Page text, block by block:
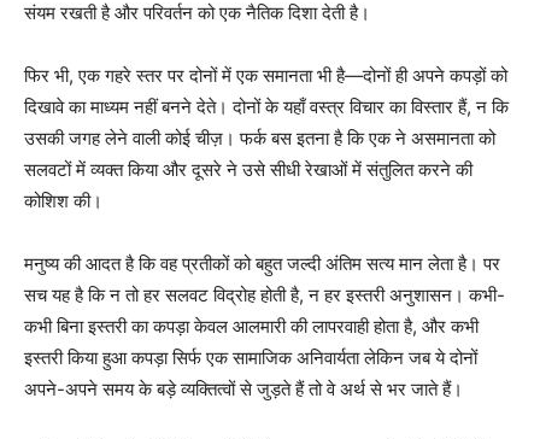
संयम रखती है और परिवर्तन को एक नैतिक दिशा देती है।
फिर भी, एक गहरे स्तर पर दोनों में एक समानता भी है—दोनों ही अपने कपड़ों को
दिखावे का माध्यम नहीं बनने देते। दोनों के यहाँ वस्त्र विचार का विस्तार हैं, न कि
उसकी जगह लेने वाली कोई चीज़। फर्क बस इतना है कि एक ने असमानता को
सलवटों में व्यक्त किया और दूसरे ने उसे सीधी रेखाओं में संतुलित करने की
कोशिश की।
मनुष्य की आदत है कि वह प्रतीकों को बहुत जल्दी अंतिम सत्य मान लेता है। पर
सच यह है कि न तो हर सलवट विद्रोह होती है, न हर इस्तरी अनुशासन। कभी-
कभी बिना इस्तरी का कपड़ा केवल आलमारी की लापरवाही होता है, और कभी
इस्तरी किया हुआ कपड़ा सिर्फ एक सामाजिक अनिवार्यता लेकिन जब ये दोनों
अपने-अपने समय के बड़े व्यक्तित्वों से जुड़ते हैं तो वे अर्थ से भर जाते हैं।